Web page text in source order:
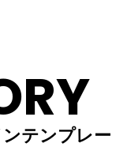
テンプレー